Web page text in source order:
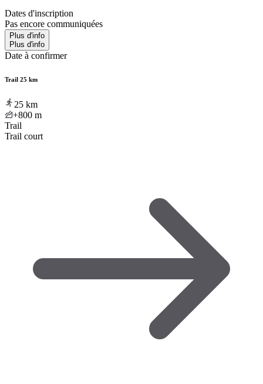
Dates d'inscription
Pas encore communiquées
Plus d'info
Plus d'info
Date à confirmer
Trail 25 km
25 km
+800 m
Trail
Trail court